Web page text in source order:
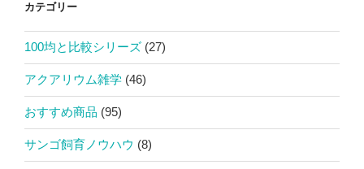
カテゴリー
100均と比較シリーズ (27)
アクアリウム雑学 (46)
おすすめ商品 (95)
サンゴ飼育ノウハウ (8)